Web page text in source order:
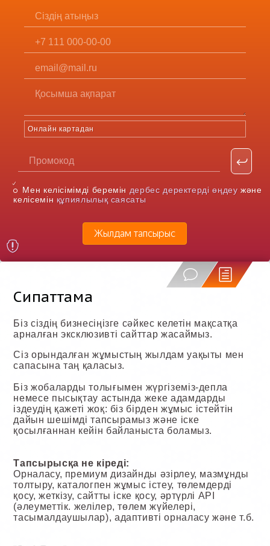
Онлайн картадан
Мен келісімімді беремін дербес деректерді өңдеу және
келісемін құпиялылық саясаты
Жылдам тапсырыс
Сипаттама
Біз сіздің бизнесіңізге сәйкес келетін мақсатқа
арналған эксклюзивті сайттар жасаймыз.
Сіз орындалған жұмыстың жылдам уақыты мен
сапасына таң қаласыз.
Біз жобаларды толығымен жүргіземіз-депла
немесе пысықтау астында жеке адамдарды
іздеудің қажеті жоқ: біз бірден жұмыс істейтін
дайын шешімді тапсырамыз және іске
қосылғаннан кейін байланыста боламыз.
Тапсырысқа не кіреді:
Орналасу, премиум дизайнды әзірлеу, мазмұнды
толтыру, каталогпен жұмыс істеу, төлемдерді
қосу, жеткізу, сайтты іске қосу, әртүрлі API
(әлеуметтік. желілер, төлем жүйелері,
тасымалдаушылар), адаптивті орналасу және т.б.